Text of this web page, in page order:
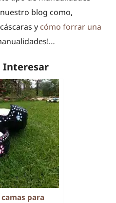
blog como,
y cómo forrar una
Interesar
para